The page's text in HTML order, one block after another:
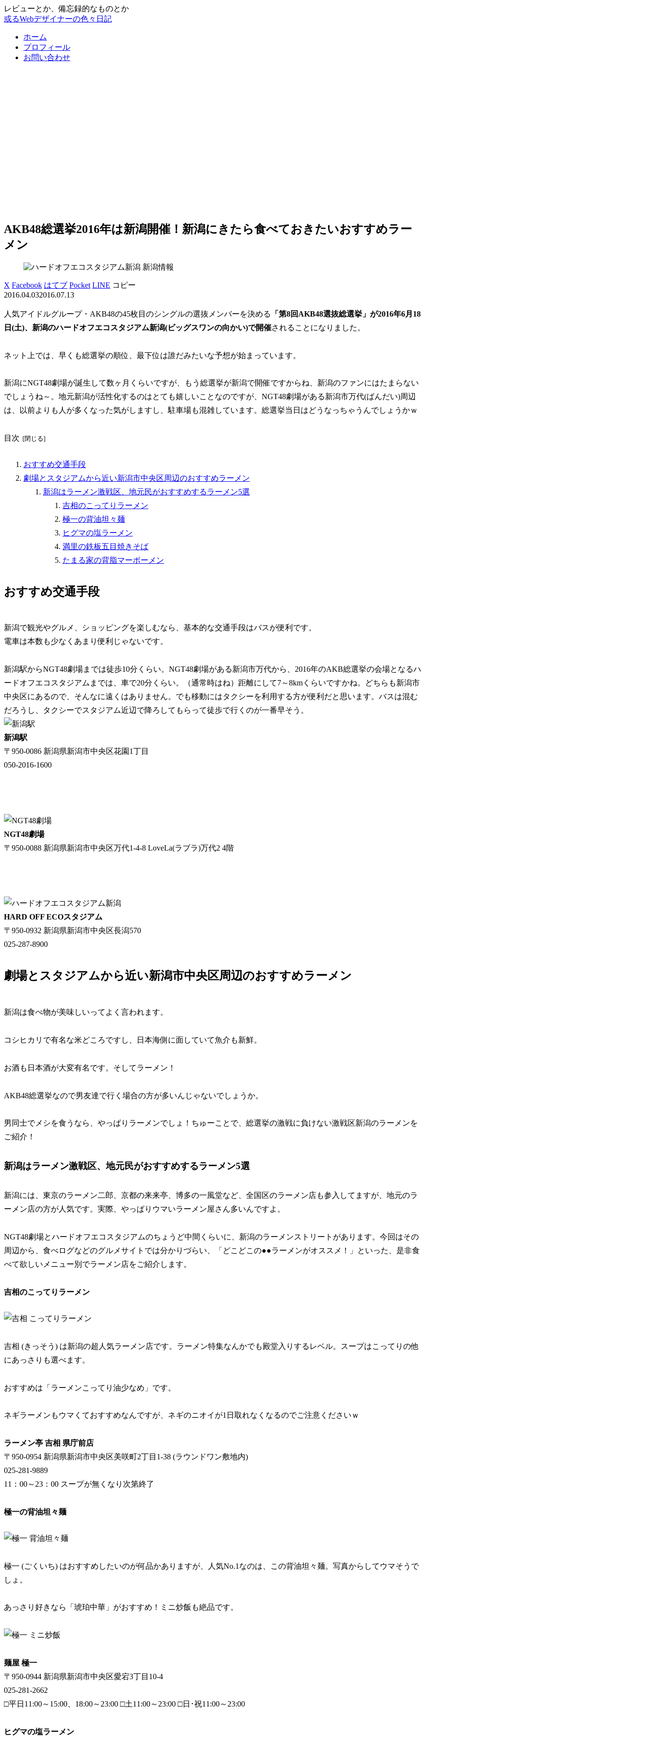
レビューとか、備忘録的なものとか
或るWebデザイナーの色々日記
ホーム
プロフィール
お問い合わせ
AKB48総選挙2016年は新潟開催！新潟にきたら食べておきたいおすすめラー
メン
新潟情報
X Facebook はてブ Pocket LINE コピー
2016.04.032016.07.13
人気アイドルグループ・AKB48の45枚目のシングルの選抜メンバーを決める
「第8回AKB48選抜総選挙」が2016年6月18
日(土)、新潟のハードオフエコスタジアム新潟(ビッグスワンの向かい)で開催されることになりました。
ネット上では、早くも総選挙の順位、最下位は誰だみたいな予想が始まっています。
新潟にNGT48劇場が誕生して数ヶ月くらいですが、もう総選挙が新潟で開催ですからね、新潟のファンにはたまらない
でしょうね～。地元新潟が活性化するのはとても嬉しいことなのですが、NGT48劇場がある新潟市万代(ばんだい)周辺
は、以前よりも人が多くなった気がしますし、駐車場も混雑しています。総選挙当日はどうなっちゃうんでしょうかｗ
目次
おすすめ交通手段
劇場とスタジアムから近い新潟市中央区周辺のおすすめラーメン
新潟はラーメン激戦区、地元民がおすすめするラーメン5選
吉相のこってりラーメン
極一の背油坦々麺
ヒグマの塩ラーメン
満里の鉄板五目焼きそば
たまる家の背脂マーボーメン
おすすめ交通手段
新潟で観光やグルメ、ショッピングを楽しむなら、基本的な交通手段はバスが便利です。
電車は本数も少なくあまり便利じゃないです。
新潟駅からNGT48劇場までは徒歩10分くらい。NGT48劇場がある新潟市万代から、2016年のAKB総選挙の会場となるハ
ードオフエコスタジアムまでは、車で20分くらい。（通常時はね）距離にして7～8kmくらいですかね。どちらも新潟市
中央区にあるので、そんなに遠くはありません。でも移動にはタクシーを利用する方が便利だと思います。バスは混む
だろうし、タクシーでスタジアム近辺で降ろしてもらって徒歩で行くのが一番早そう。
新潟駅
〒950-0086 新潟県新潟市中央区花園1丁目
050-2016-1600
NGT48劇場
〒950-0088 新潟県新潟市中央区万代1-4-8 LoveLa(ラブラ)万代2 4階
HARD OFF ECOスタジアム
〒950-0932 新潟県新潟市中央区長潟570
025-287-8900
劇場とスタジアムから近い新潟市中央区周辺のおすすめラーメン
新潟は食べ物が美味しいってよく言われます。
コシヒカリで有名な米どころですし、日本海側に面していて魚介も新鮮。
お酒も日本酒が大変有名です。そしてラーメン！
AKB48総選挙なので男友達で行く場合の方が多いんじゃないでしょうか。
男同士でメシを食うなら、やっぱりラーメンでしょ！ちゅーことで、総選挙の激戦に負けない激戦区新潟のラーメンを
ご紹介！
新潟はラーメン激戦区、地元民がおすすめするラーメン5選
新潟には、東京のラーメン二郎、京都の来来亭、博多の一風堂など、全国区のラーメン店も参入してますが、地元のラ
ーメン店の方が人気です。実際、やっぱりウマいラーメン屋さん多いんですよ。
NGT48劇場とハードオフエコスタジアムのちょうど中間くらいに、新潟のラーメンストリートがあります。今回はその
周辺から、食べログなどのグルメサイトでは分かりづらい、「どこどこの●●ラーメンがオススメ！」といった、是非食
べて欲しいメニュー別でラーメン店をご紹介します。
吉相のこってりラーメン
吉相 (きっそう) は新潟の超人気ラーメン店です。ラーメン特集なんかでも殿堂入りするレベル。スープはこってりの他
にあっさりも選べます。
おすすめは「ラーメンこってり油少なめ」です。
ネギラーメンもウマくておすすめなんですが、ネギのニオイが1日取れなくなるのでご注意くださいｗ
ラーメン亭 吉相 県庁前店
〒950-0954 新潟県新潟市中央区美咲町2丁目1-38 (ラウンドワン敷地内)
025-281-9889
11：00～23：00 スープが無くなり次第終了
極一の背油坦々麺
極一 (ごくいち) はおすすめしたいのが何品かありますが、人気No.1なのは、この背油坦々麺。写真からしてウマそうで
しょ。
あっさり好きなら「琥珀中華」がおすすめ！ミニ炒飯も絶品です。
麺屋 極一
〒950-0944 新潟県新潟市中央区愛宕3丁目10-4
025-281-2662
□平日11:00～15:00、18:00～23:00 □土11:00～23:00 □日･祝11:00～23:00
ヒグマの塩ラーメン